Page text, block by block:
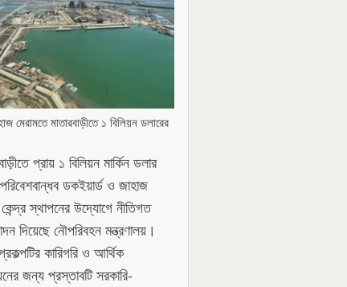
মেরামতে মাতারবাড়ীতে ১ বিলিয়ন ডলারের
প্রায় ১ বিলিয়ন মার্কিন ডলার
ডকইয়ার্ড ও জাহাজ
কেন্দ্র স্থাপনের উদ্যোগে নীতিগত
দিয়েছে নৌপরিবহন মন্ত্রণালয়।
কারিগরি ও আর্থিক
জন্য প্রস্তাবটি সরকারি-